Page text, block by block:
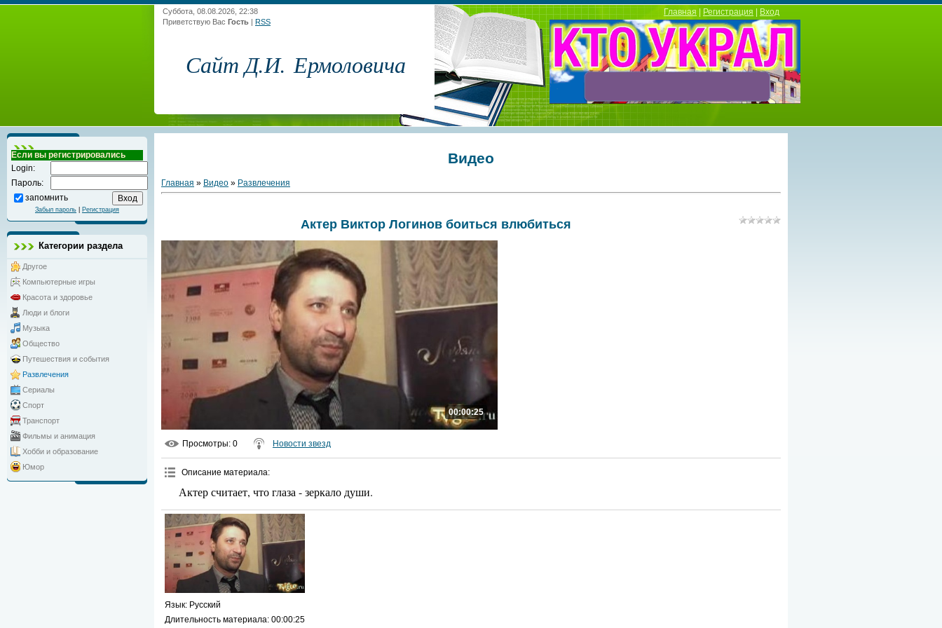
Суббота, 08.08.2026, 22:38
Приветствую Вас Гость | RSS
Сайт Д.И. Ермоловича
Главная Регистрация Вход
Если вы регистрировались
Login:
Пароль:
запомнить
Забыл пароль Регистрация
Категории раздела
Другое
Компьютерные игры
Красота и здоровье
Люди и блоги
Музыка
Общество
Путешествия и события
Развлечения
Сериалы
Спорт
Транспорт
Фильмы и анимация
Хобби и образование
Юмор
Видео
Главная » Видео » Развлечения
Актер Виктор Логинов боиться влюбиться
00:00:25
Просмотры: 0 Новости звезд
Описание материала:
Актер считает, что глаза - зеркало души.
Язык: Русский
Длительность материала: 00:00:25